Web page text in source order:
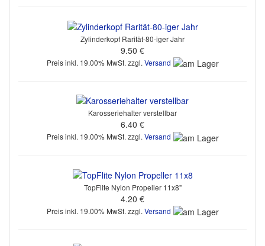
Zylinderkopf Rarität-80-iger Jahr
9.50 €
Preis inkl. 19.00% MwSt. zzgl. Versand
Karosseriehalter verstellbar
6.40 €
Preis inkl. 19.00% MwSt. zzgl. Versand
TopFlite Nylon Propeller 11x8"
4.20 €
Preis inkl. 19.00% MwSt. zzgl. Versand